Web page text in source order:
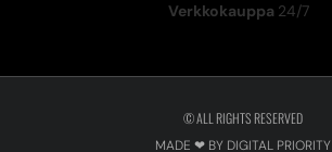
Verkkokauppa 24/7
© ALL RIGHTS RESERVED
MADE ❤ BY DIGITAL PRIORITY